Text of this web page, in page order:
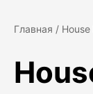
Главная /